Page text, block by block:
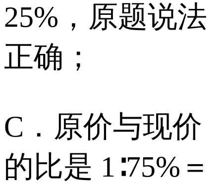
25%，原题说法
正确；
C．原价与现价
的比是 1∶75%＝